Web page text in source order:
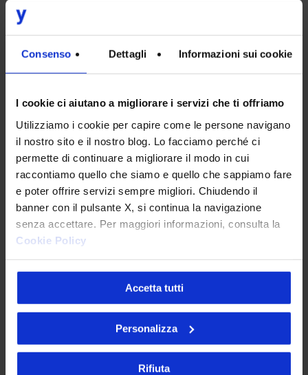
Consenso Dettagli Informazioni sui cookie
I cookie ci aiutano a migliorare i servizi che ti offriamo
Utilizziamo i cookie per capire come le persone navigano
il nostro sito e il nostro blog. Lo facciamo perché ci
permette di continuare a migliorare il modo in cui
raccontiamo quello che siamo e quello che sappiamo fare
e poter offrire servizi sempre migliori. Chiudendo il
banner con il pulsante X, si continua la navigazione
senza accettare. Per maggiori informazioni, consulta la
Cookie Policy
Accetta tutti
Personalizza
Rifiuta
EMAIL *
Digital Transformation
Design
Marketing & Commerce
AI
Sottoscrivo laPrivacy Policy. *